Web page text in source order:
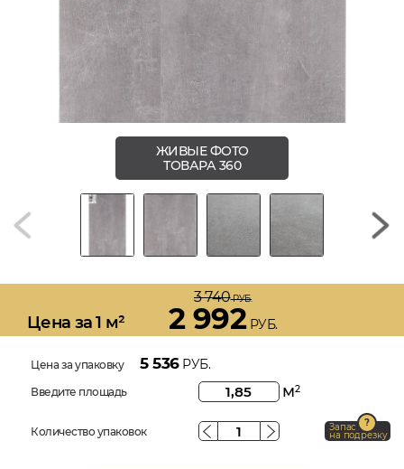
ЖИВЫЕ ФОТО
ТОВАРА 360
Цена за 1 м²
3 740РУБ.
2 992РУБ.
Цена за упаковку 5 536РУБ.
Введите площадь м2
Количество упаковок Запас
на подрезку